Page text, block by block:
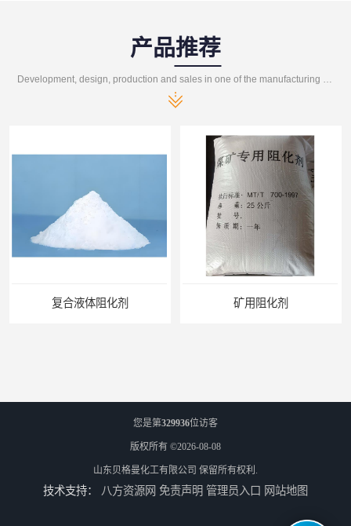
产品推荐
Development, design, production and sales in one of the manufacturing enterprises
复合液体阻化剂 矿用阻化剂
您是第329936位访客
版权所有 ©2026-08-08
山东贝格曼化工有限公司 保留所有权利.
技术支持： 八方资源网 免责声明 管理员入口 网站地图